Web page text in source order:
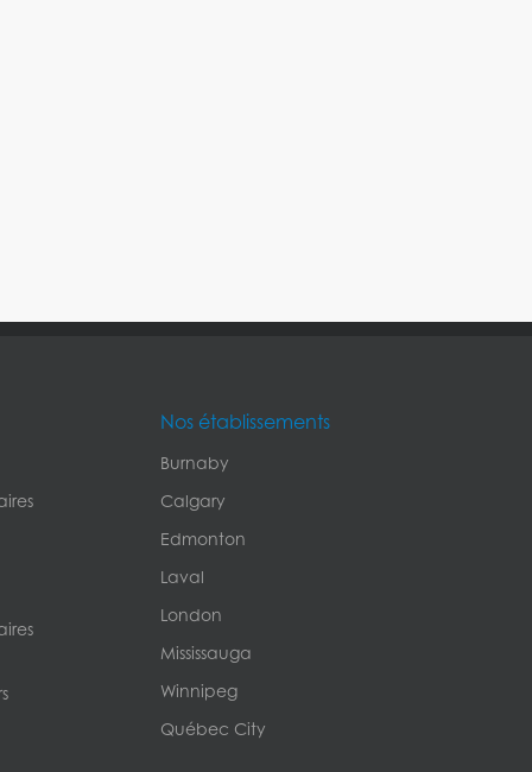
Nos établissements
Burnaby
Calgary
Edmonton
Laval
London
Mississauga
Winnipeg
Québec City